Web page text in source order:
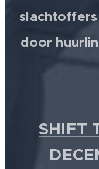
door
SHIFT